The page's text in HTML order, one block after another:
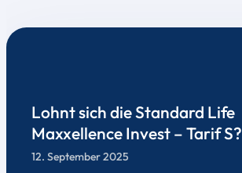
Lohnt sich die Standard Life
Maxxellence Invest – Tarif S?
12. September 2025